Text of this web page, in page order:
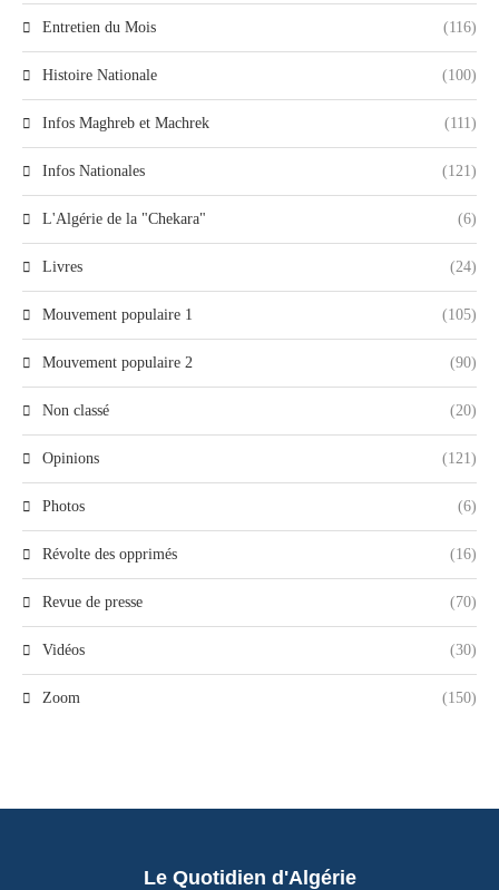
Entretien du Mois (116)
Histoire Nationale (100)
Infos Maghreb et Machrek (111)
Infos Nationales (121)
L'Algérie de la "Chekara" (6)
Livres (24)
Mouvement populaire 1 (105)
Mouvement populaire 2 (90)
Non classé (20)
Opinions (121)
Photos (6)
Révolte des opprimés (16)
Revue de presse (70)
Vidéos (30)
Zoom (150)
Le Quotidien d'Algérie